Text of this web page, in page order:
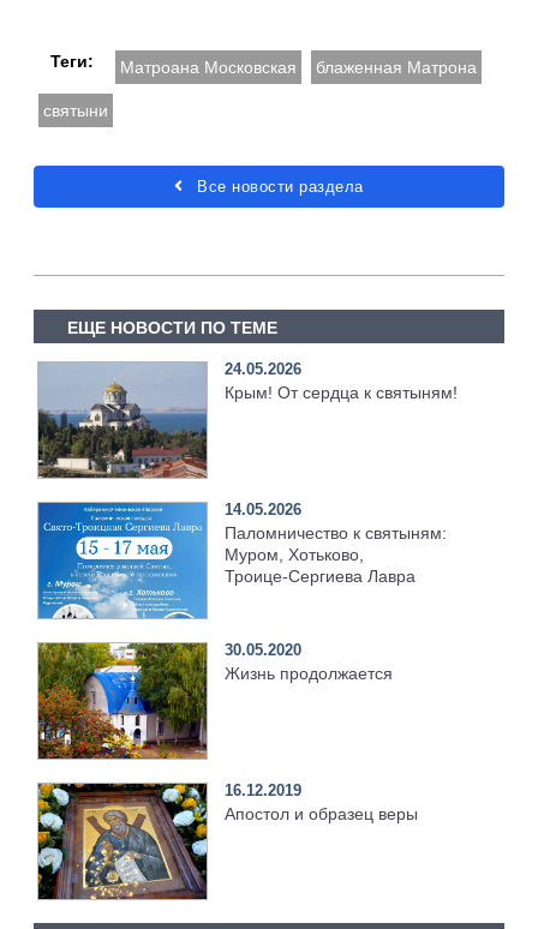
Теги: Матроана Московская блаженная Матрона
святыни
Все новости раздела
ЕЩЕ НОВОСТИ ПО ТЕМЕ
24.05.2026
Крым! От сердца к святыням!
14.05.2026
Паломничество к святыням:
Муром, Хотьково,
Троице‑Сергиева Лавра
30.05.2020
Жизнь продолжается
16.12.2019
Апостол и образец веры